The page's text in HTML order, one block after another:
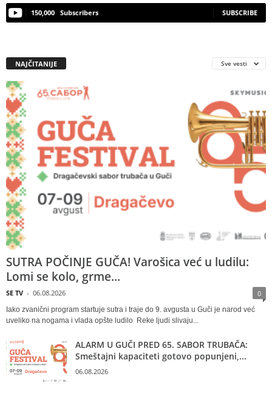
150,000 Subscribers SUBSCRIBE
NAJČITANIJE Sve vesti
SUTRA POČINJE GUČA! Varošica već u ludilu:
Lomi se kolo, grme...
SE TV - 06.08.2026 0
Iako zvanični program startuje sutra i traje do 9. avgusta u Guči je narod već
uveliko na nogama i vlada opšte ludilo Reke ljudi slivaju...
ALARM U GUČI PRED 65. SABOR TRUBAČA:
Smeštajni kapaciteti gotovo popunjeni,...
06.08.2026